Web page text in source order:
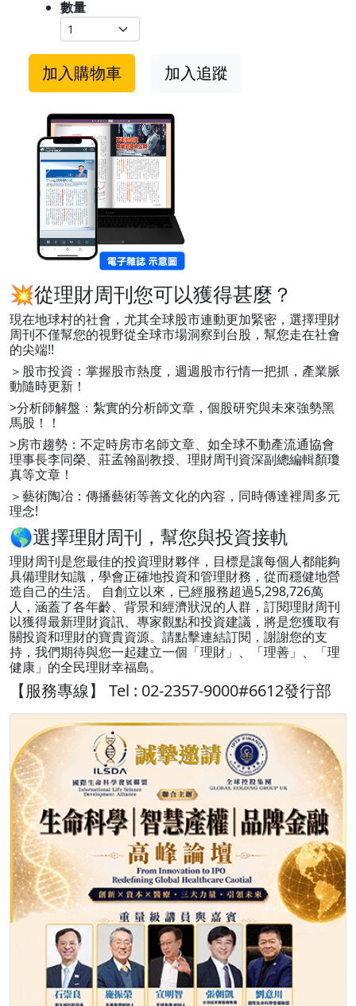
數量
加入購物車 加入追蹤
💥從理財周刊您可以獲得甚麼？
現在地球村的社會，尤其全球股市連動更加緊密，選擇理財
周刊不僅幫您的視野從全球市場洞察到台股，幫您走在社會
的尖端!!
＞股市投資：掌握股市熱度，週週股市行情一把抓，產業脈
動隨時更新！
>分析師解盤：紮實的分析師文章，個股研究與未來強勢黑
馬股！！
>房市趨勢：不定時房市名師文章、如全球不動產流通協會
理事長李同榮、莊孟翰副教授、理財周刊資深副總編輯顏瓊
真等文章！
＞藝術陶冶：傳播藝術等善文化的內容，同時傳達裡周多元
理念!
🌎選擇理財周刊，幫您與投資接軌
理財周刊是您最佳的投資理財夥伴，目標是讓每個人都能夠
具備理財知識，學會正確地投資和管理財務，從而穩健地營
造自己的生活。 自創立以來，已經服務超過5,298,726萬
人，涵蓋了各年齡、背景和經濟狀況的人群，訂閱理財周刊
以獲得最新理財資訊、專家觀點和投資建議，將是您獲取有
關投資和理財的寶貴資源。請點擊連結訂閱，謝謝您的支
持，我們期待與您一起建立一個「理財」、「理善」、「理
健康」的全民理財幸福島。
【服務專線】 Tel : 02-2357-9000#6612發行部